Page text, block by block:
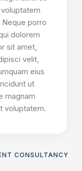
porro
dolorem
sit amet,
velit,
eius
ut
magnam
voluptatem.
CONSULTANCY